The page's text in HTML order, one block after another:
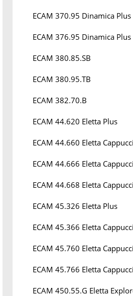
ECAM 370.95 Dinamica Plus
ECAM 376.95 Dinamica Plus
ECAM 380.85.SB
ECAM 380.95.TB
ECAM 382.70.B
ECAM 44.620 Eletta Plus
ECAM 44.660 Eletta
ECAM 44.666 Eletta
ECAM 44.668 Eletta
ECAM 45.326 Eletta Plus
ECAM 45.366 Eletta
ECAM 45.760 Eletta
ECAM 45.766 Eletta
ECAM 450.55.G Eletta